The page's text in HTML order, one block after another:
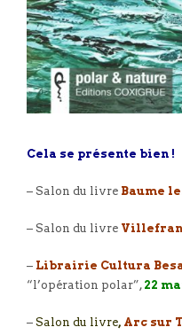
Cela se présente bien !
– Salon du livre Baume
– Salon du livre
– Librairie Cultura
“l’opération polar”, 22
– Salon du livre, Arc sur